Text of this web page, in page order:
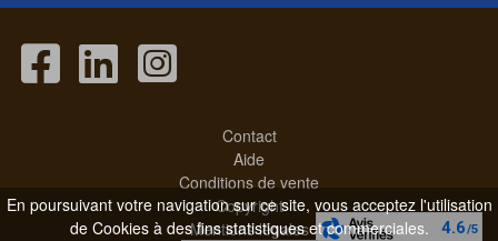
Contact
Aide
Conditions de vente
Copyright
Mentions légales
En poursuivant votre navigation sur ce site, vous acceptez l'utilisation
de Cookies à des fins statistiques et commerciales.